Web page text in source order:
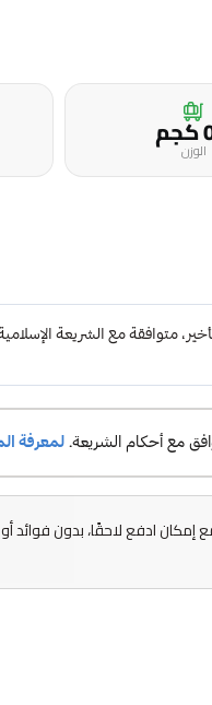
الوزن
دفعات مع إمكان ادفع لاحقًا، بدون فوائد أو